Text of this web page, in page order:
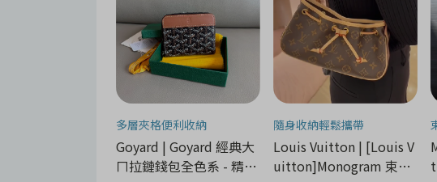
多層夾格便利收納
Goyard | Goyard 經典大
ㄇ拉鏈錢包全色系 - 精品
隨身收納輕鬆攜帶
Louis Vuitton | [Louis V
uitton]Monogram 束口